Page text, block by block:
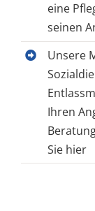
eine
seinen
Unsere
Ihren
Sie hier